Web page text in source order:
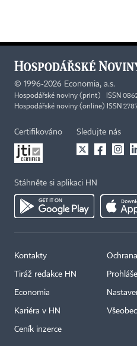
© 1996-2026 Economia, a.s.
Hospodářské noviny (print) ISSN
Hospodářské noviny (online) ISSN
Certifikováno Sledujte nás
Stáhněte si aplikaci HN
Kontakty
Tiráž redakce HN
Economia
Kariéra v HN
Ceník inzerce